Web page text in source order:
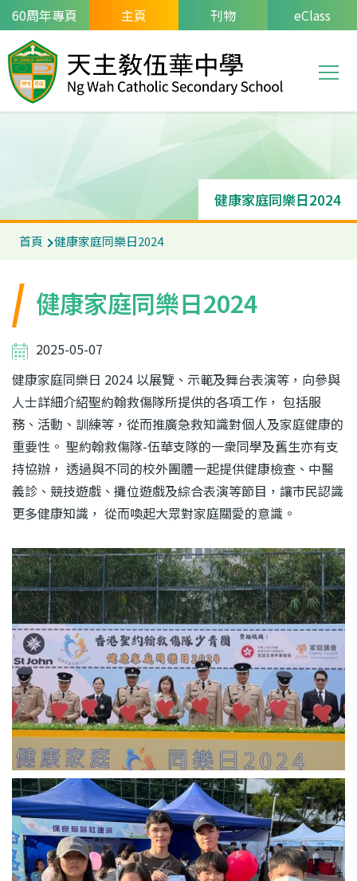
移至主內容
60周年專頁 主頁 刊物 eClass
Main
健康家庭同樂日2024
首頁 健康家庭同樂日2024
健康家庭同樂日2024
2025-05-07
健康家庭同樂日 2024 以展覽、示範及舞台表演等，向參與
人士詳細介紹聖約翰救傷隊所提供的各項工作， 包括服
務、活動、訓練等，從而推廣急救知識對個人及家庭健康的
重要性。 聖約翰救傷隊-伍華支隊的一衆同學及舊生亦有支
持協辦， 透過與不同的校外團體一起提供健康檢查、中醫
義診、競技遊戲、攤位遊戲及綜合表演等節目，讓市民認識
更多健康知識， 從而喚起大眾對家庭關愛的意識。